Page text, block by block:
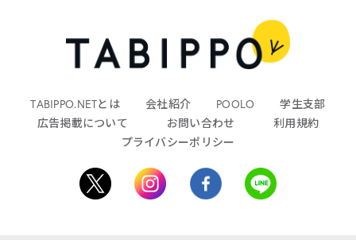
TABIPPO.NETとは 会社紹介 POOLO
学生支部
広告掲載について
お問い合わせ
利用規約
プライバシーポリシー